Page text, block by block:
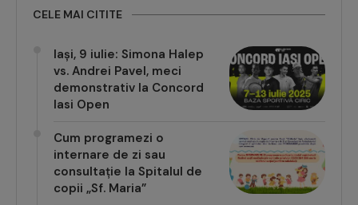
CELE MAI CITITE
Iași, 9 iulie: Simona Halep
vs. Andrei Pavel, meci
demonstrativ la Concord
Iasi Open
Cum programezi o
internare de zi sau
consultație la Spitalul de
copii „Sf. Maria”